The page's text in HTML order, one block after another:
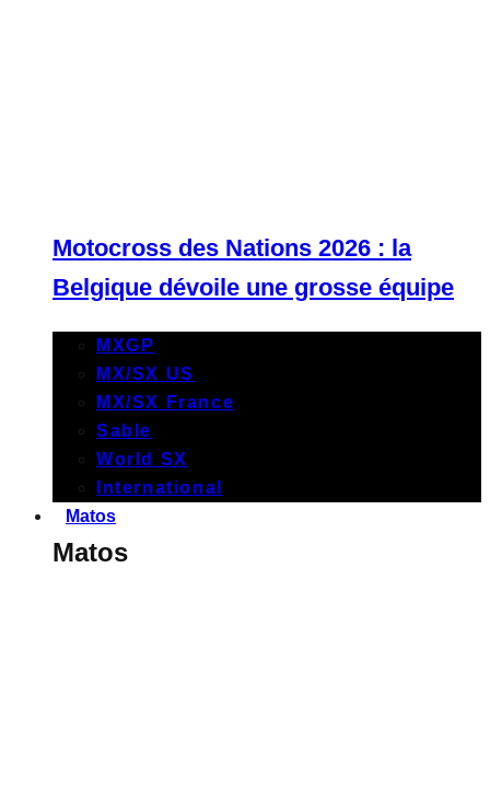
Motocross des Nations 2026 : la
Belgique dévoile une grosse équipe
MXGP
MX/SX US
MX/SX France
Sable
World SX
International
Matos
Matos